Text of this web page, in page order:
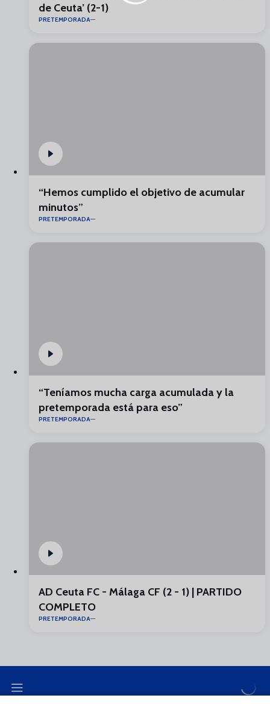
de Ceuta’ (2-1)
PRETEMPORADA
“Hemos cumplido el objetivo de acumular
minutos”
PRETEMPORADA
“Teníamos mucha carga acumulada y la
pretemporada está para eso”
PRETEMPORADA
AD Ceuta FC - Málaga CF (2 - 1) | PARTIDO
COMPLETO
PRETEMPORADA